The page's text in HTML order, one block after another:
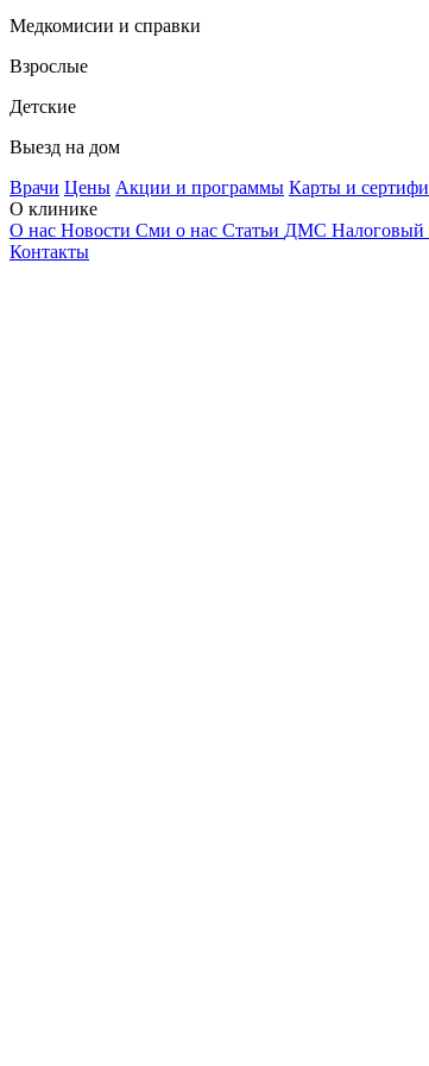
Медкомисии и справки
Взрослые
Детские
Выезд на дом
Врачи Цены Акции и программы Карты и
О клинике
О нас Новости Сми о нас Статьи ДМС Налоговый
Контакты